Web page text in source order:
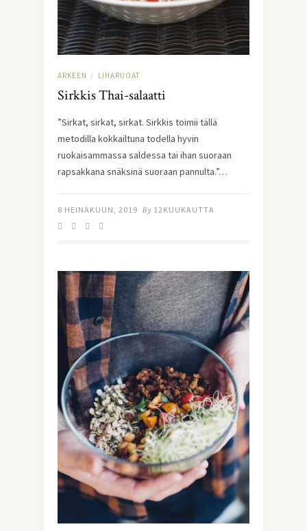
ARKEEN / LIHARUOAT
Sirkkis Thai-salaatti
”Sirkat, sirkat, sirkat. Sirkkis toimii tällä
metodilla kokkailtuna todella hyvin
ruokaisammassa saldessa tai ihan suoraan
rapsakkana snäksinä suoraan pannulta.”…
8 HEINÄKUUN, 2019 By 12KUUKAUTTA